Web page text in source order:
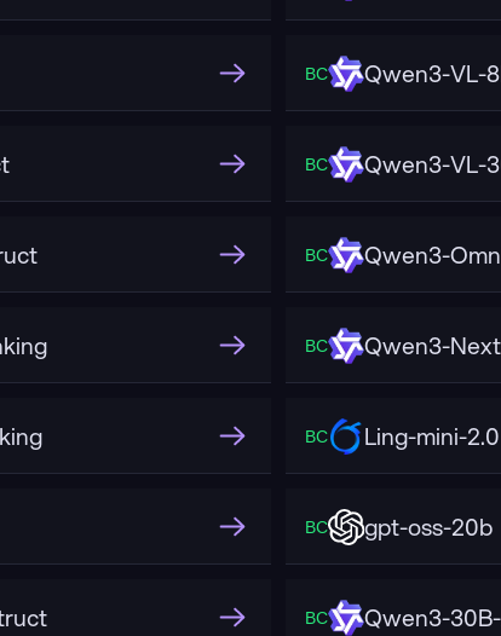
ВС Qwen3-VL-
ВС Qwen3-VL-
ВС Qwen3-
ВС Qwen3-
ВС Ling-mini-2.0
ВС gpt-oss-20b
ВС Qwen3-